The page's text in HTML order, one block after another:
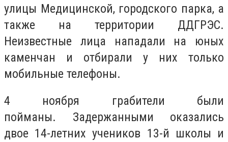
улицы Медицинской, городского парка, а
также на территории ДДГРЭС.
Неизвестные лица нападали на юных
каменчан и отбирали у них только
мобильные телефоны.
4 ноября грабители были
пойманы. Задержанными оказались
двое 14-летних учеников 13-й школы и